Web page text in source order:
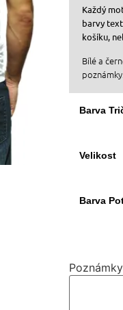
Každý
barvy
košíku,
Bílé a
poznámky.
Barva
Velikost
Barva
Poznámky